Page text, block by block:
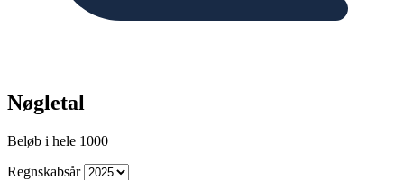
Nøgletal
Beløb i hele 1000
Regnskabsår